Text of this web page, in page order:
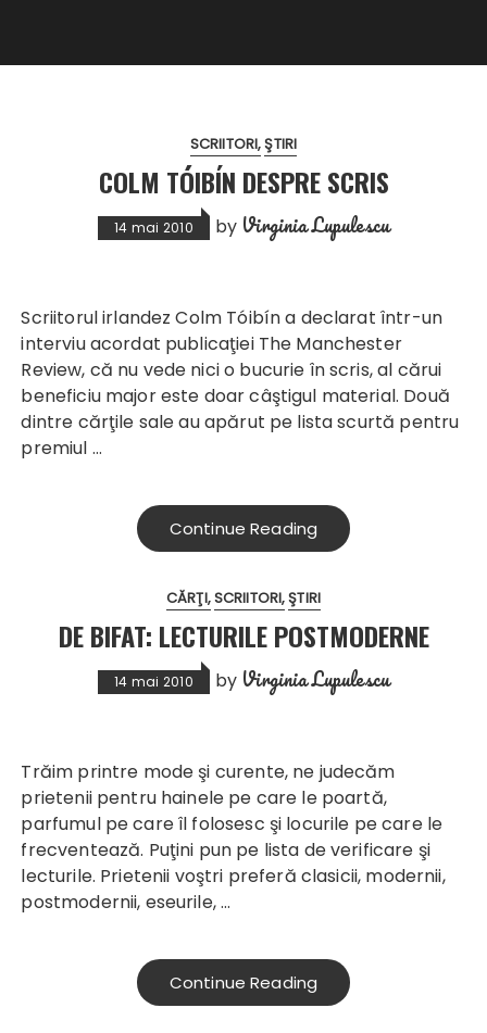
SCRIITORI ŞTIRI
COLM TÓIBÍN DESPRE SCRIS
14 mai 2010 by Virginia Lupulescu
Scriitorul irlandez Colm Tóibín a declarat într-un
interviu acordat publicaţiei The Manchester
Review, că nu vede nici o bucurie în scris, al cărui
beneficiu major este doar câştigul material. Două
dintre cărţile sale au apărut pe lista scurtă pentru
premiul …
Continue Reading
CĂRŢI SCRIITORI ŞTIRI
DE BIFAT: LECTURILE POSTMODERNE
14 mai 2010 by Virginia Lupulescu
Trăim printre mode şi curente, ne judecăm
prietenii pentru hainele pe care le poartă,
parfumul pe care îl folosesc şi locurile pe care le
frecventează. Puţini pun pe lista de verificare şi
lecturile. Prietenii voştri preferă clasicii, modernii,
postmodernii, eseurile, …
Continue Reading